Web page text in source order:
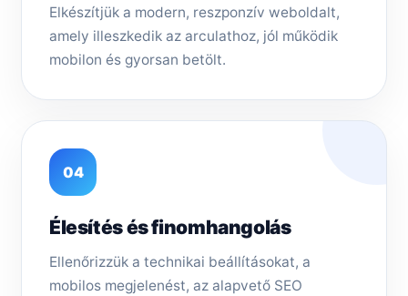
Elkészítjük a modern, reszponzív weboldalt,
amely illeszkedik az arculathoz, jól működik
mobilon és gyorsan betölt.
04
Élesítés és finomhangolás
Ellenőrizzük a technikai beállításokat, a
mobilos megjelenést, az alapvető SEO